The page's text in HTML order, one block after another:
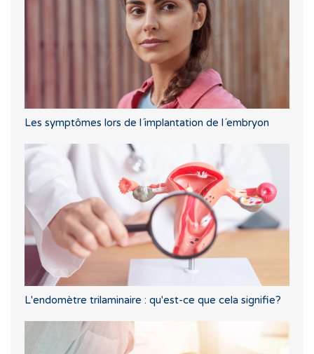
Les symptômes lors de l´implantation de l´embryon
L'endomètre trilaminaire : qu'est-ce que cela signifie?